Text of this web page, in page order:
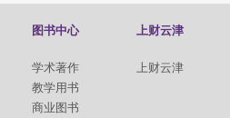
图书中心
学术著作
教学用书
商业图书
上财云津
上财云津